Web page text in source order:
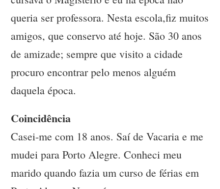
queria ser professora. Nesta escola,fiz muitos
amigos, que conservo até hoje. São 30 anos
de amizade; sempre que visito a cidade
procuro encontrar pelo menos alguém
daquela época.
Coincidência
Casei-me com 18 anos. Saí de Vacaria e me
mudei para Porto Alegre. Conheci meu
marido quando fazia um curso de férias em